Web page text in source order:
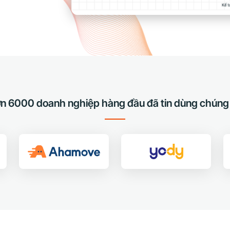
6000 doanh nghiệp hàng đầu đã tin dùng